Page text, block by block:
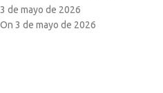
3 de mayo de 2026
On 3 de mayo de 2026